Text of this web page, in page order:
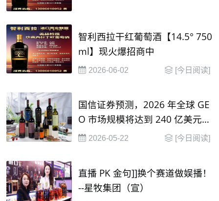
智利西拉干红葡萄酒【14.5° 750
ml】现火爆招商中
2026-06-02 [今日阅读]
国信证券预测，2026 年全球 GE
O 市场规模将达到 240 亿美元，
并在2030年有望达到 1000 亿美
2026-05-22 [今日阅读]
直播 PK 金句]]换个赛道做娱播！
--星牧集团（宣）